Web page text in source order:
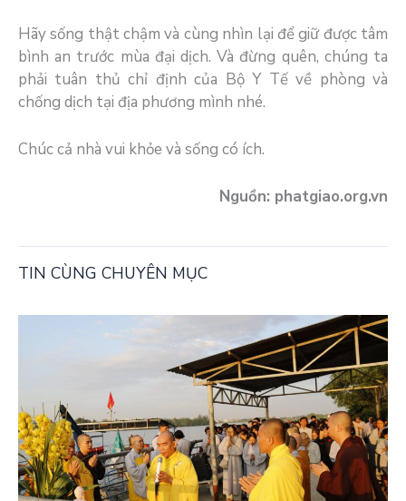
Hãy sống thật chậm và cùng nhìn lại để giữ được tâm
bình an trước mùa đại dịch. Và đừng quên, chúng ta
phải tuân thủ chỉ định của Bộ Y Tế về phòng và
chống dịch tại địa phương mình nhé.
Chúc cả nhà vui khỏe và sống có ích.
Nguồn: phatgiao.org.vn
TIN CÙNG CHUYÊN MỤC